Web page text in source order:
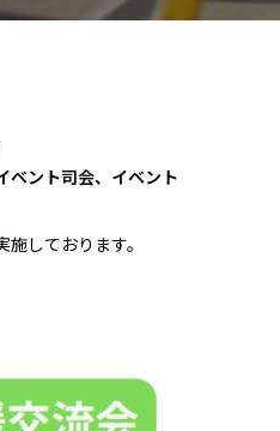
ベント司会、イベント
しております。